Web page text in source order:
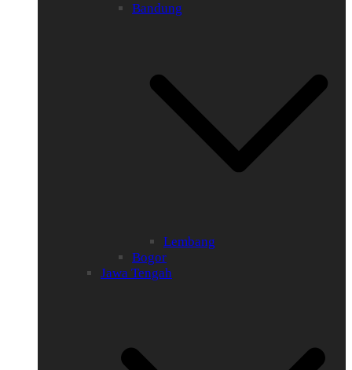
Bandung
Lembang
Bogor
Jawa Tengah